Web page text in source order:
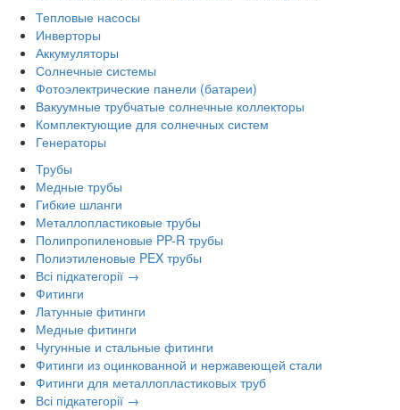
Тепловые насосы
Инверторы
Аккумуляторы
Солнечные системы
Фотоэлектрические панели (батареи)
Вакуумные трубчатые солнечные коллекторы
Комплектующие для солнечных систем
Генераторы
Трубы
Медные трубы
Гибкие шланги
Металлопластиковые трубы
Полипропиленовые PP-R трубы
Полиэтиленовые PEX трубы
Всі підкатегорії →
Фитинги
Латунные фитинги
Медные фитинги
Чугунные и стальные фитинги
Фитинги из оцинкованной и нержавеющей стали
Фитинги для металлопластиковых труб
Всі підкатегорії →